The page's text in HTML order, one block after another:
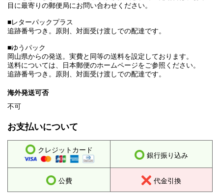
目に最寄りの郵便局にお問い合わせください。
■レターパックプラス
追跡番号つき。原則、対面受け渡しでの配達です。
■ゆうパック
岡山県からの発送。実費と同等の送料を設定しております。
送料については、日本郵便のホームページをご参照ください。
追跡番号つき。原則、対面受け渡しでの配達です。
海外発送可否
不可
お支払いについて
クレジットカード
銀行振り込み
公費 代金引換